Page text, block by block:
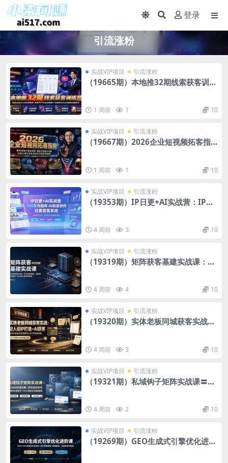
登录
引流涨粉
实战VIP项目 引流涨粉
（19665期）本地推32期线索获客训练
学 1 周前 1 10
实战VIP项目 引流涨粉
（19667期）2026企业短视频拓客指
客链路
1 周前 1 10
实战VIP项目 引流涨粉
（19353期）IP日更+AI实战营：IP置
更获客系统
4 周前 3 10
实战VIP项目 引流涨粉
（19319期）矩阵获客基建实战课：多
4 周前 4 10
实战VIP项目 引流涨粉
（19320期）实体老板同城获客实战：
4 周前 3 10
实战VIP项目 引流涨粉
（19321期）私域钩子矩阵实战课〓公
4 周前 2 10
实战VIP项目 引流涨粉
（19269期）GEO生成式引擎优化进阶